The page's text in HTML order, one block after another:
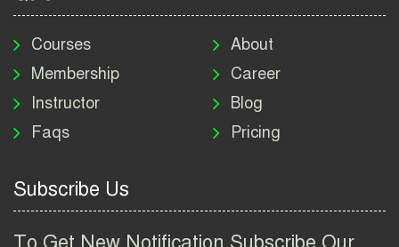
নিয়োগ বিজ্ঞপ্তি ২০২৬ | DNC
Job Circular 2026
পাসপোর্ট করতে কি কি লাগে
২০২৬ | ই-পাসপোর্ট আবেদন ও
Courses
Membership
Instructor
Faqs
About
Career
Blog
Pricing
Subscribe Us
To Get New Notification Subscribe Our